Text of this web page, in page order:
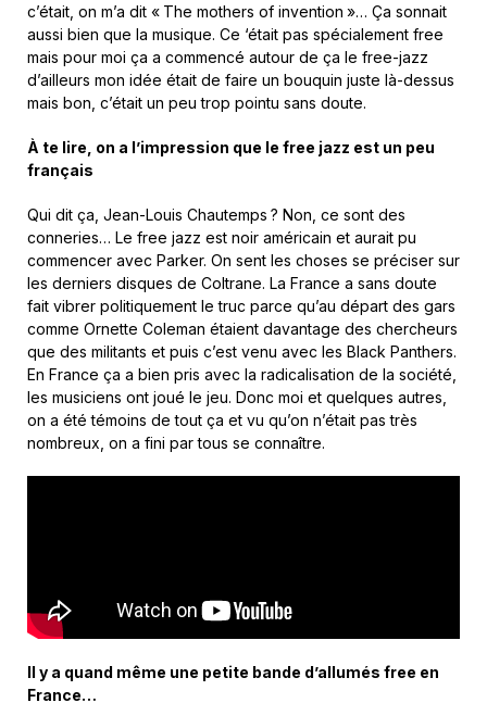
c’était, on m’a dit « The mothers of invention »… Ça sonnait
aussi bien que la musique. Ce ‘était pas spécialement free
mais pour moi ça a commencé autour de ça le free-jazz
d’ailleurs mon idée était de faire un bouquin juste là-dessus
mais bon, c’était un peu trop pointu sans doute.
À te lire, on a l’impression que le free jazz est un peu
français
Qui dit ça, Jean-Louis Chautemps ? Non, ce sont des
conneries… Le free jazz est noir américain et aurait pu
commencer avec Parker. On sent les choses se préciser sur
les derniers disques de Coltrane. La France a sans doute
fait vibrer politiquement le truc parce qu’au départ des gars
comme Ornette Coleman étaient davantage des chercheurs
que des militants et puis c’est venu avec les Black Panthers.
En France ça a bien pris avec la radicalisation de la société,
les musiciens ont joué le jeu. Donc moi et quelques autres,
on a été témoins de tout ça et vu qu’on n’était pas très
nombreux, on a fini par tous se connaître.
Il y a quand même une petite bande d’allumés free en
France…